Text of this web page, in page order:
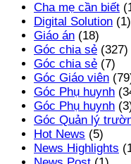
Cha mẹ cần biết
Digital Solution (1)
Giáo án (18)
Góc chia sẻ (327)
Góc chia sẻ (7)
Góc Giáo viên
Góc Phụ huynh
Góc Phụ huynh
Góc Quản lý
Hot News (5)
News Highlights